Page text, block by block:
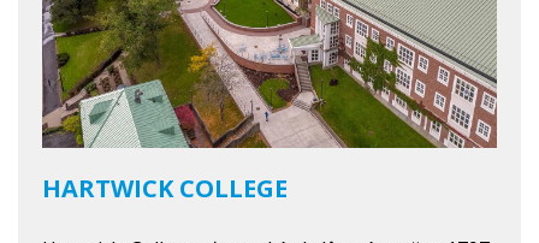
HARTWICK COLLEGE